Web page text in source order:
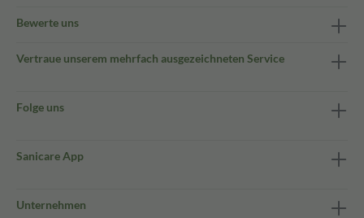
Bewerte uns
Vertraue unserem mehrfach ausgezeichneten Service
Folge uns
Sanicare App
Unternehmen